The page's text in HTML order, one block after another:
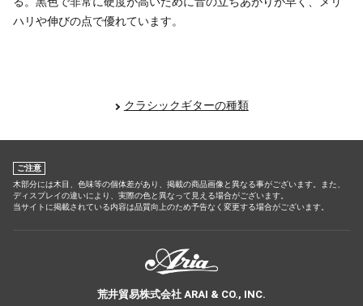
ハリや伸びの点で優れています。
クラシックギターの種類
ご注意
木部分には木目、色味等の個体差があり、掲載の商品画像と異なる事がございます。また、
ディスプレイの違いにより、実際の色と異なって見える場合がございます。
当サイトに掲載されている内容は品質向上のため予告なく変更する場合がございます。
荒井貿易株式会社 ARAI & CO., INC.